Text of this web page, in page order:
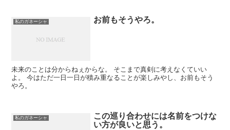
私のガネーシャ お前もそうやろ。
未来のことは分からねぇからな。 そこまで真剣に考えなくていい
よ。 今はただ一日一日が積み重なることが楽しみやし、お前もそう
やろ。
私のガネーシャ
この巡り合わせには名前をつけな
い方が良いと思う。